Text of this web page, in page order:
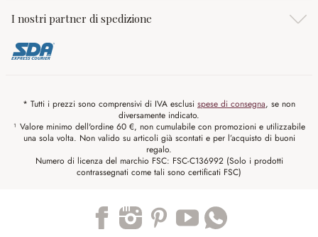
I nostri partner di spedizione
* Tutti i prezzi sono comprensivi di IVA esclusi spese di consegna, se non
diversamente indicato.
¹ Valore minimo dell'ordine 60 €, non cumulabile con promozioni e utilizzabile
una sola volta. Non valido su articoli già scontati e per l’acquisto di buoni
regalo.
Numero di licenza del marchio FSC: FSC-C136992 (Solo i prodotti
contrassegnati come tali sono certificati FSC)